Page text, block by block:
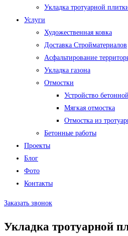
Укладка тротуарной
Услуги
Художественная ковка
Доставка Стройматериалов
Асфальтирование
Укладка газона
Отмостки
Устройство
Мягкая отмостка
Отмостка из
Бетонные работы
Проекты
Блог
Фото
Контакты
Заказать звонок
Укладка тротуарной